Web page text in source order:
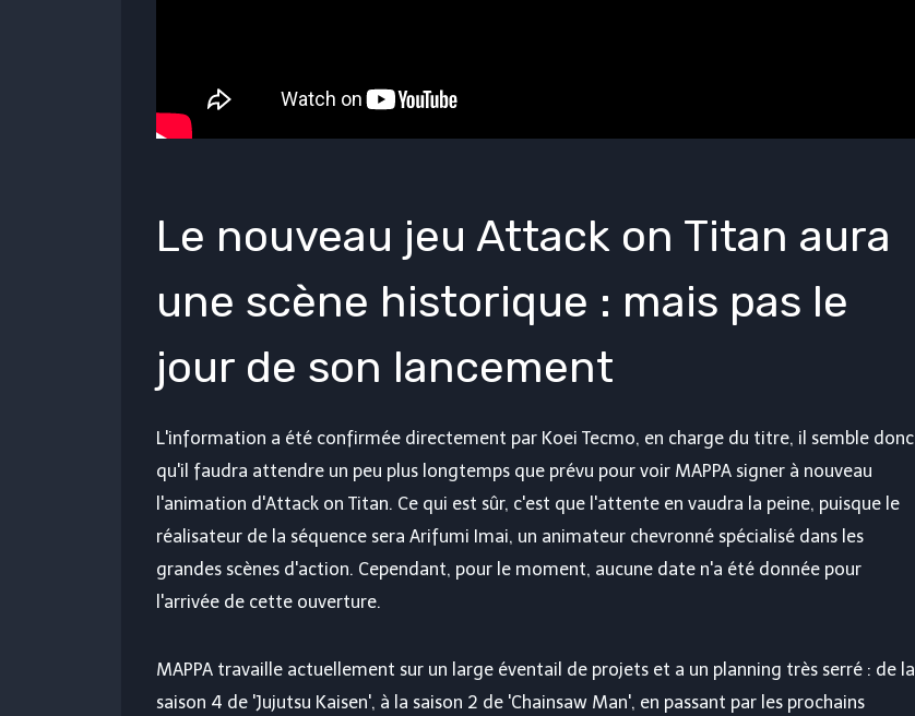
Le nouveau jeu Attack on Titan aura
une scène historique : mais pas le
jour de son lancement
L'information a été confirmée directement par Koei Tecmo, en charge du titre, il semble donc
qu'il faudra attendre un peu plus longtemps que prévu pour voir MAPPA signer à nouveau
l'animation d'Attack on Titan. Ce qui est sûr, c'est que l'attente en vaudra la peine, puisque le
réalisateur de la séquence sera Arifumi Imai, un animateur chevronné spécialisé dans les
grandes scènes d'action. Cependant, pour le moment, aucune date n'a été donnée pour
l'arrivée de cette ouverture.
MAPPA travaille actuellement sur un large éventail de projets et a un planning très serré : de la
saison 4 de 'Jujutsu Kaisen', à la saison 2 de 'Chainsaw Man', en passant par les prochains